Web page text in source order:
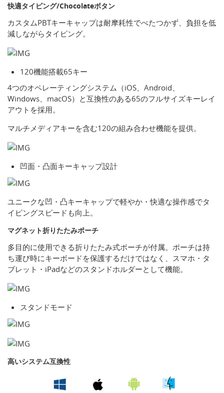
快適タイピング/Chocolateボタン
カスタムPBTキーキャップは耐摩耗性でべたつかず、負担を低
減しながらタイピング。
120機能搭載65キー
4つのオペレーティングシステム（iOS、Android、
Windows、macOS）と互換性のある65のフルサイズキーレイ
アウトを採用。
マルチメディアキーを含む120の組み合わせ機能を提供。
凹面・凸面キーキャップ設計
ユニークな凹・凸キーキャップで軽やか・快適な操作感でタ
イピングスピードも向上。
マグネット折りたたみポーチ
多目的に使用できる折りたたみ式ポーチが付属。ポーチは持
ち運び時にキーボードを保護するだけではなく、スマホ・タ
ブレット・iPadなどのスタンドホルダーとして機能。
スタンドモード
高いシステム互換性